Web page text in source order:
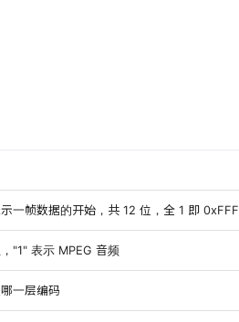
一帧数据的开始，共 12 位，全 1 即 0xFFF
"1" 表示 MPEG 音频
一层编码